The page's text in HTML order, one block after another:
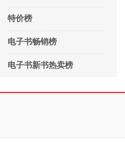
特价榜
电子书畅销榜
电子书新书热卖榜